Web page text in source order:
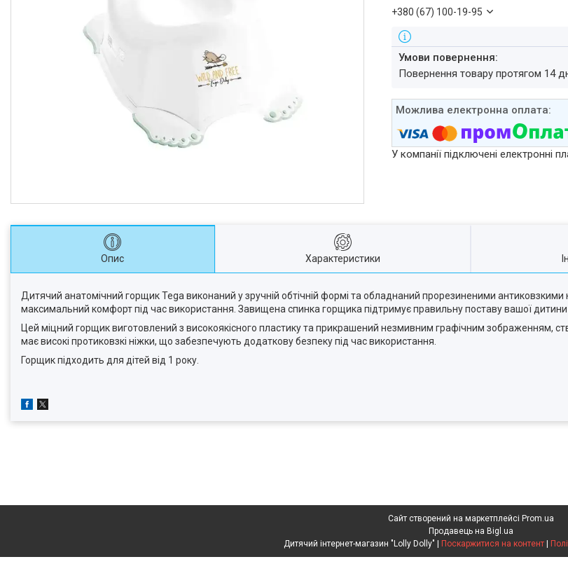
+380 (67) 100-19-95
повернення товару протягом 14
У компанії підключені електронні
Опис Характеристики
Дитячий анатомічний горщик Tega виконаний у зручній обтічній формі та обладнаний прорезиненими
максимальний комфорт під час використання. Завищена спинка горщика підтримує правильну поставу вашої
Цей міцний горщик виготовлений з високоякісного пластику та прикрашений незмивним графічним зображенням,
має високі протиковзкі ніжки, що забезпечують додаткову безпеку під час використання.
Горщик підходить для дітей від 1 року.
Сайт створений на маркетплейсі Prom.ua
Продавець на Bigl.ua
Поскаржитися на контент